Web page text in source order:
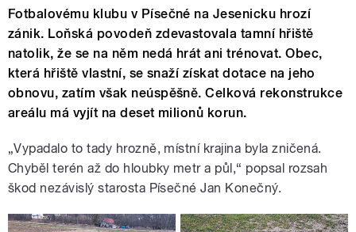
Fotbalovému klubu v Písečné na Jesenicku hrozí
zánik. Loňská povodeň zdevastovala tamní hřiště
natolik, že se na něm nedá hrát ani trénovat. Obec,
která hřiště vlastní, se snaží získat dotace na jeho
obnovu, zatím však neúspěšně. Celková rekonstrukce
areálu má vyjít na deset milionů korun.
„Vypadalo to tady hrozně, místní krajina byla zničená.
Chyběl terén až do hloubky metr a půl,“ popsal rozsah
škod nezávislý starosta Písečné Jan Konečný.